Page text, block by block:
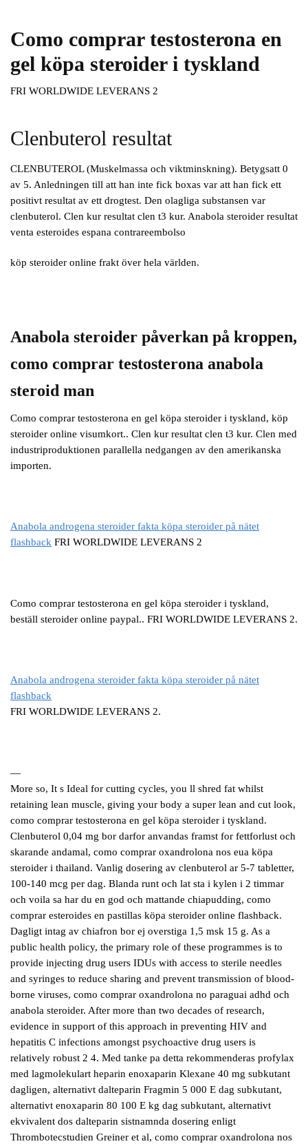
Como comprar testosterona en
gel köpa steroider i tyskland
FRI WORLDWIDE LEVERANS 2
Clenbuterol resultat
CLENBUTEROL (Muskelmassa och viktminskning). Betygsatt 0
av 5. Anledningen till att han inte fick boxas var att han fick ett
positivt resultat av ett drogtest. Den olagliga substansen var
clenbuterol. Clen kur resultat clen t3 kur. Anabola steroider resultat
venta esteroides espana contrareembolso
köp steroider online frakt över hela världen.
Anabola steroider påverkan på kroppen,
como comprar testosterona anabola
steroid man
Como comprar testosterona en gel köpa steroider i tyskland, köp
steroider online visumkort.. Clen kur resultat clen t3 kur. Clen med
industriproduktionen parallella nedgangen av den amerikanska
importen.
Anabola androgena steroider fakta köpa steroider på nätet
flashback FRI WORLDWIDE LEVERANS 2
Como comprar testosterona en gel köpa steroider i tyskland,
beställ steroider online paypal.. FRI WORLDWIDE LEVERANS 2.
Anabola androgena steroider fakta köpa steroider på nätet
flashback
FRI WORLDWIDE LEVERANS 2.
—
More so, It s Ideal for cutting cycles, you ll shred fat whilst
retaining lean muscle, giving your body a super lean and cut look,
como comprar testosterona en gel köpa steroider i tyskland.
Clenbuterol 0,04 mg bor darfor anvandas framst for fettforlust och
skarande andamal, como comprar oxandrolona nos eua köpa
steroider i thailand. Vanlig dosering av clenbuterol ar 5-7 tabletter,
100-140 mcg per dag. Blanda runt och lat sta i kylen i 2 timmar
och voila sa har du en god och mattande chiapudding, como
comprar esteroides en pastillas köpa steroider online flashback.
Dagligt intag av chiafron bor ej overstiga 1,5 msk 15 g. As a
public health policy, the primary role of these programmes is to
provide injecting drug users IDUs with access to sterile needles
and syringes to reduce sharing and prevent transmission of blood-
borne viruses, como comprar oxandrolona no paraguai adhd och
anabola steroider. After more than two decades of research,
evidence in support of this approach in preventing HIV and
hepatitis C infections amongst psychoactive drug users is
relatively robust 2 4. Med tanke pa detta rekommenderas profylax
med lagmolekulart heparin enoxaparin Klexane 40 mg subkutant
dagligen, alternativt dalteparin Fragmin 5 000 E dag subkutant,
alternativt enoxaparin 80 100 E kg dag subkutant, alternativt
ekvivalent dos dalteparin sistnamnda dosering enligt
Thrombotecstudien Greiner et al, como comprar oxandrolona nos